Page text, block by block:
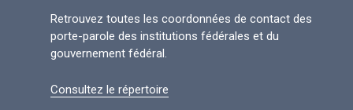
Retrouvez toutes les coordonnées de contact des
porte-parole des institutions fédérales et du
gouvernement fédéral.
Consultez le répertoire